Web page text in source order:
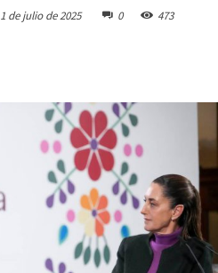
1 de julio de 2025 0 473